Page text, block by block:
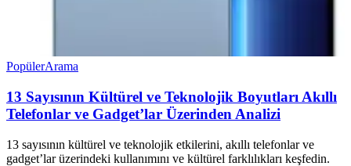
PopülerArama
13 Sayısının Kültürel ve Teknolojik Boyutları Akıllı
Telefonlar ve Gadget’lar Üzerinden Analizi
13 sayısının kültürel ve teknolojik etkilerini, akıllı telefonlar ve
gadget’lar üzerindeki kullanımını ve kültürel farklılıkları keşfedin.